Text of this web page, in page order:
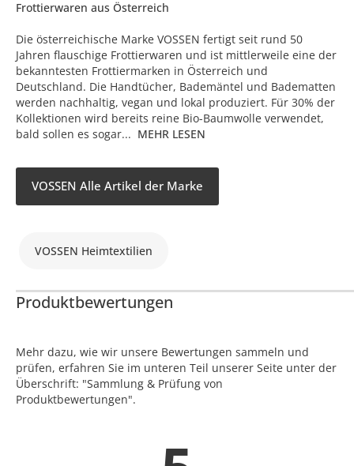
Frottierwaren aus Österreich
Die österreichische Marke VOSSEN fertigt seit rund 50
Jahren flauschige Frottierwaren und ist mittlerweile eine der
bekanntesten Frottiermarken in Österreich und
Deutschland. Die Handtücher, Bademäntel und Badematten
werden nachhaltig, vegan und lokal produziert. Für 30% der
Kollektionen wird bereits reine Bio-Baumwolle verwendet,
bald sollen es sogar... MEHR LESEN
VOSSEN Alle Artikel der Marke
VOSSEN Heimtextilien
Produktbewertungen
Mehr dazu, wie wir unsere Bewertungen sammeln und
prüfen, erfahren Sie im unteren Teil unserer Seite unter der
Überschrift: "Sammlung & Prüfung von
Produktbewertungen".